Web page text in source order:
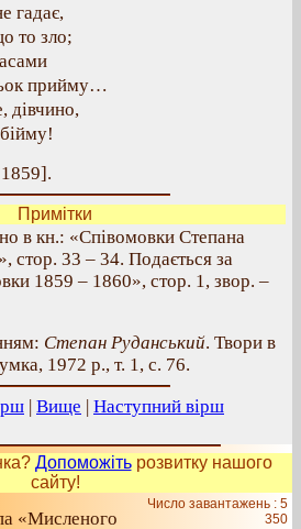
гадає,
то зло;
прийму…
дівчино,
Примітки
в кн.: «Співомовки Степана
стор. 33 – 34. Подається за
1859 – 1860», стор. 1, звор. –
Степан Руданський. Твори в
1972 р., т. 1, с. 76.
| Вище | Наступний вірш
Допоможітьрозвитку нашого
сайту!
«Мисленого
Число завантажень : 5
350